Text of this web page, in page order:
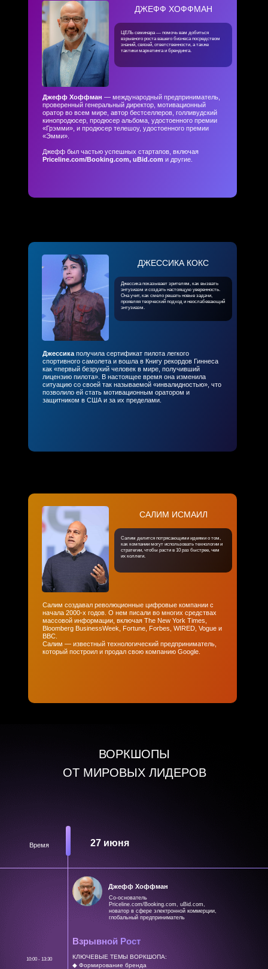
ДЖЕФФ ХОФФМАН
Джефф Хоффман — международный предприниматель,
проверенный генеральный директор, мотивационный
оратор во всем мире, автор бестселлеров, голливудский
кинопродюсер, продюсер альбома, удостоенного премии
«Грэмми», и продюсер телешоу, удостоенного премии
«Эмми».
Джефф был частью успешных стартапов, включая
Priceline.com/Booking.com, uBid.com и другие.
ЦЕЛЬ семинара — помочь вам добиться
взрывного роста вашего бизнеса посредством
знаний, связей, ответственности, а также
тактики маркетинга и брендинга.
ДЖЕССИКА КОКС
Джессика получила сертификат пилота легкого
спортивного самолета и вошла в Книгу рекордов Гиннеса
как «первый безрукий человек в мире, получивший
лицензию пилота». В настоящее время она изменила
ситуацию со своей так называемой «инвалидностью», что
позволило ей стать мотивационным оратором и
защитником в США и за их пределами.
Джессика показывает зрителям, как вызвать
энтузиазм и создать настоящую уверенность.
Она учит, как смело решать новые задачи,
проявляя творческий подход и неослабевающий
энтузиазм.
САЛИМ ИСМАИЛ
Салим создавал революционные цифровые компании с
начала 2000-х годов. О нем писали во многих средствах
массовой информации, включая The New York Times,
Bloomberg BusinessWeek, Fortune, Forbes, WIRED, Vogue и
BBC.
Салим — известный технологический предприниматель,
который построил и продал свою компанию Google.
Салим делится потрясающими идеями о том,
как компании могут использовать технологии и
стратегии, чтобы расти в 10 раз быстрее, чем
их коллеги.
Время 27 июня
ВОРКШОПЫ
ОТ МИРОВЫХ ЛИДЕРОВ
10:00 - 13:30
Взрывной Рост
КЛЮЧЕВЫЕ ТЕМЫ ВОРКШОПА:
◆ Формирование бренда
Джефф Хоффман
Со-основатель
Priceline.com/Booking.com, uBid.com,
новатор в сфере электронной коммерции,
глобальный предприниматель